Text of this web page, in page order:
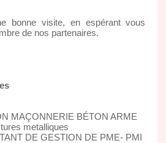
bonne visite, en espérant vous
de nos partenaires.
MAÇONNERIE BÉTON ARME
metalliques
DE GESTION DE PME- PMI